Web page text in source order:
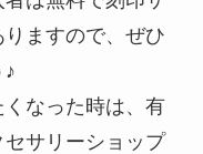
ますので、ぜひ
なった時は、有
サリーショップ